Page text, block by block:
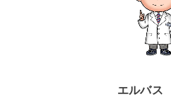
エルバス